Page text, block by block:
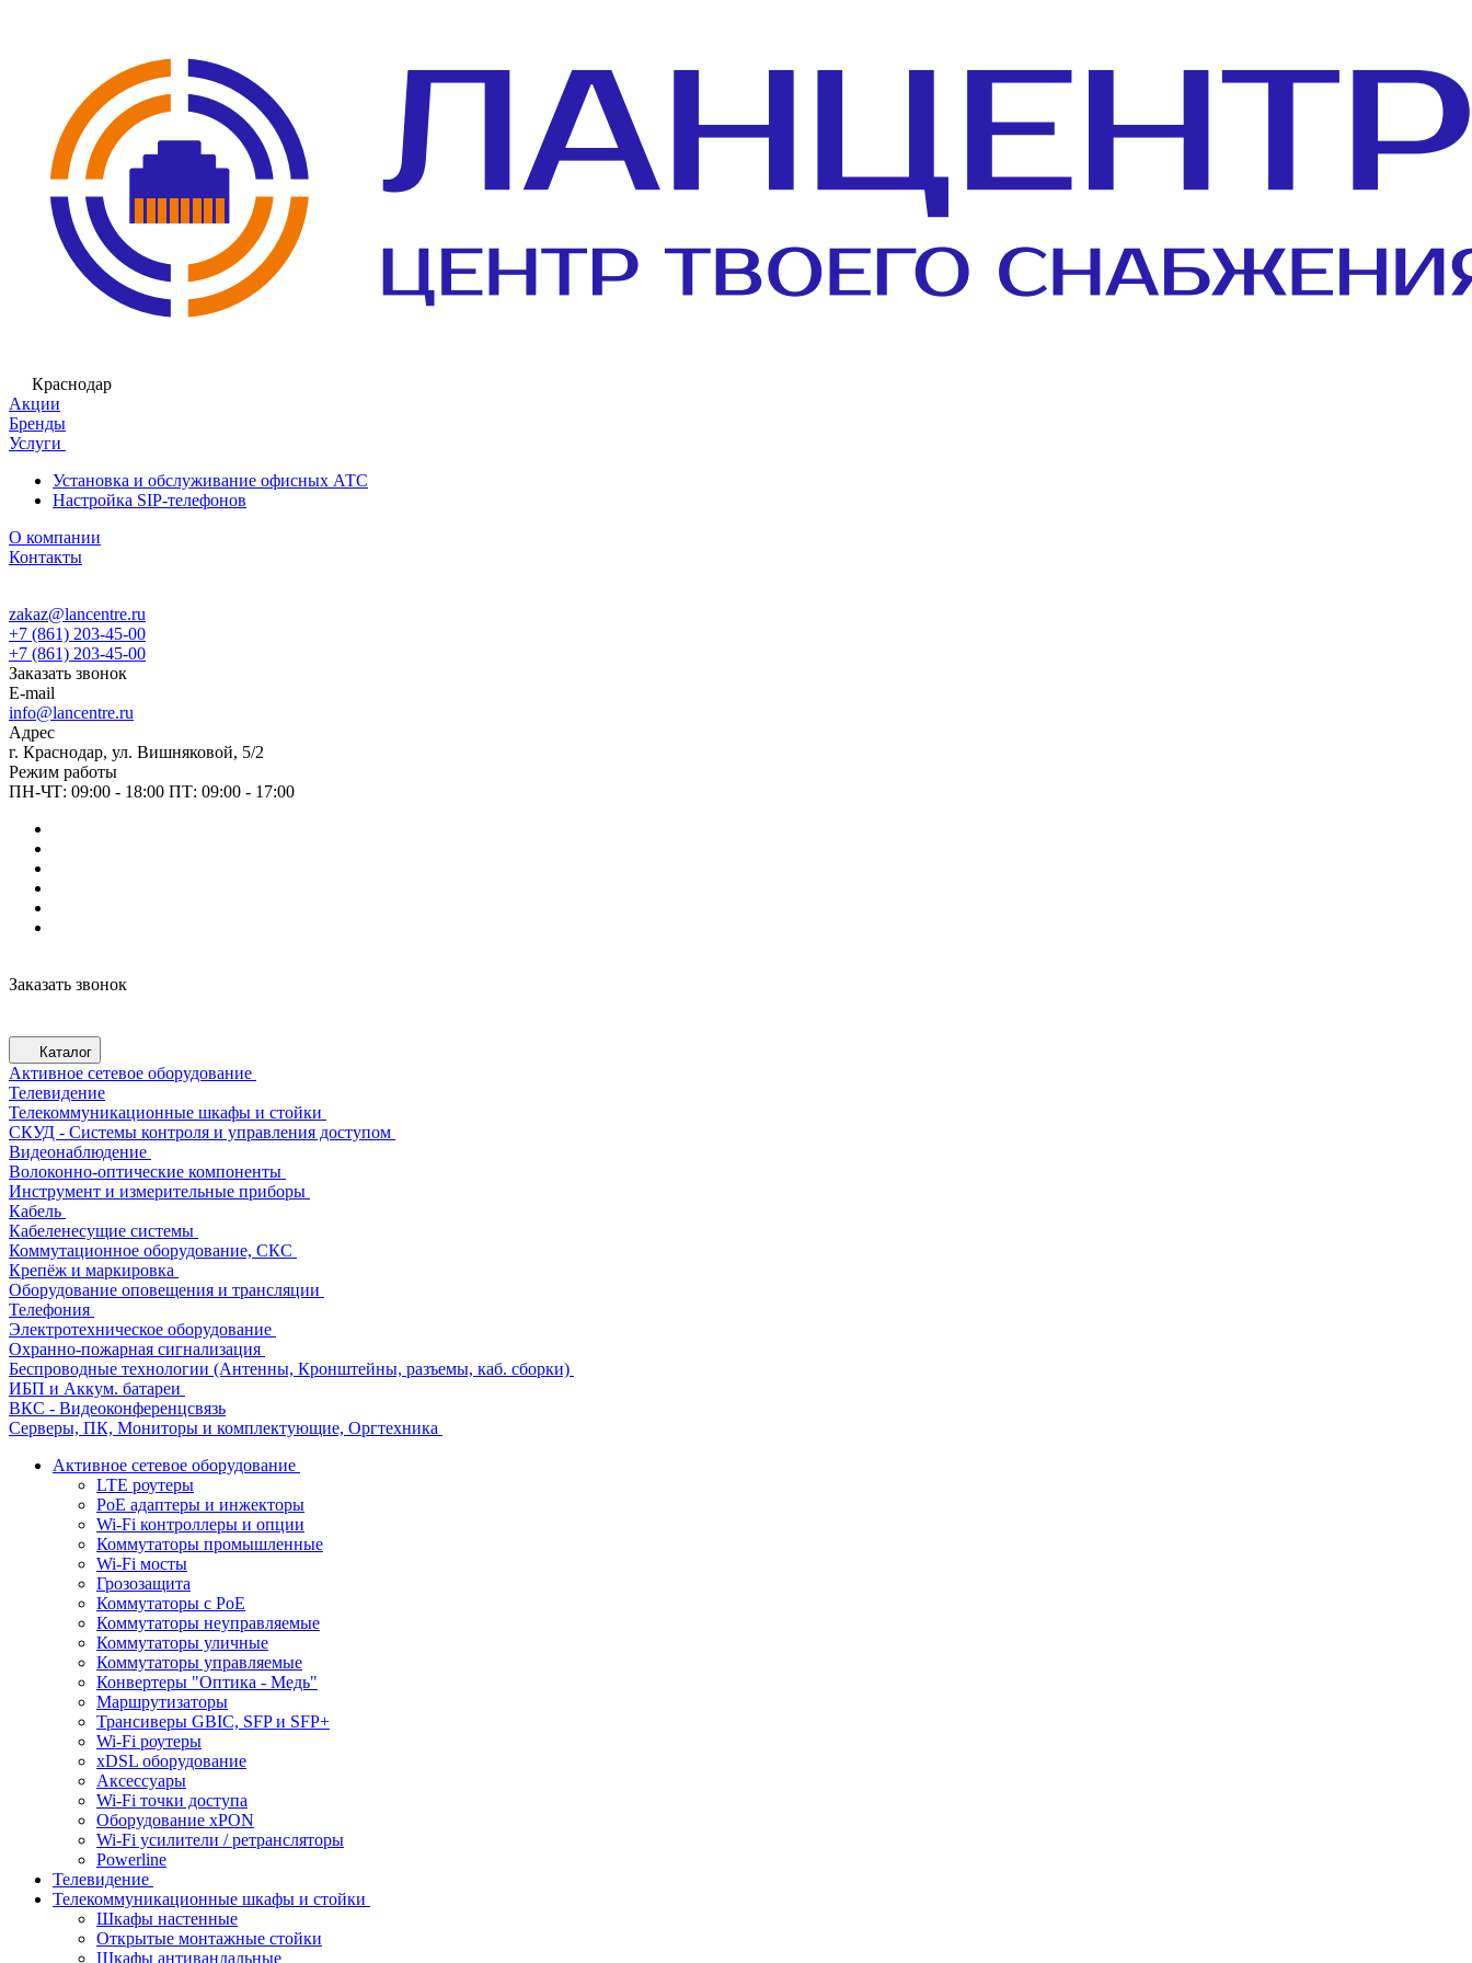
Краснодар
Акции
Бренды
Услуги
Установка и обслуживание офисных АТС
Настройка SIP-телефонов
О компании
Контакты
zakaz@lancentre.ru
+7 (861) 203-45-00
+7 (861) 203-45-00
Заказать звонок
E-mail
info@lancentre.ru
Адрес
г. Краснодар, ул. Вишняковой, 5/2
Режим работы
ПН-ЧТ: 09:00 - 18:00 ПТ: 09:00 - 17:00
Заказать звонок
Каталог
Активное сетевое оборудование
Телевидение
Телекоммуникационные шкафы и стойки
СКУД - Системы контроля и управления доступом
Видеонаблюдение
Волоконно-оптические компоненты
Инструмент и измерительные приборы
Кабель
Кабеленесущие системы
Коммутационное оборудование, СКС
Крепёж и маркировка
Оборудование оповещения и трансляции
Телефония
Электротехническое оборудование
Охранно-пожарная сигнализация
Беспроводные технологии (Антенны, Кронштейны, разъемы, каб. сборки)
ИБП и Аккум. батареи
ВКС - Видеоконференцсвязь
Серверы, ПК, Мониторы и комплектующие, Оргтехника
Активное сетевое оборудование
LTE роутеры
PoE адаптеры и инжекторы
Wi-Fi контроллеры и опции
Коммутаторы промышленные
Wi-Fi мосты
Грозозащита
Коммутаторы c PoE
Коммутаторы неуправляемые
Коммутаторы уличные
Коммутаторы управляемые
Конвертеры "Оптика - Медь"
Маршрутизаторы
Трансиверы GBIC, SFP и SFP+
Wi-Fi роутеры
xDSL оборудование
Аксессуары
Wi-Fi точки доступа
Оборудование хPON
Wi-Fi усилители / ретрансляторы
Powerline
Телевидение
Телекоммуникационные шкафы и стойки
Шкафы настенные
Открытые монтажные стойки
Шкафы антивандальные